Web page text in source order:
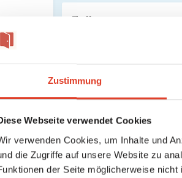
Zustimmung
Webseite verwendet Cookies
verwenden Cookies, um Inhalte und
die Zugriffe auf unsere Website zu
der Seite möglicherweise
ist,
und
Followers